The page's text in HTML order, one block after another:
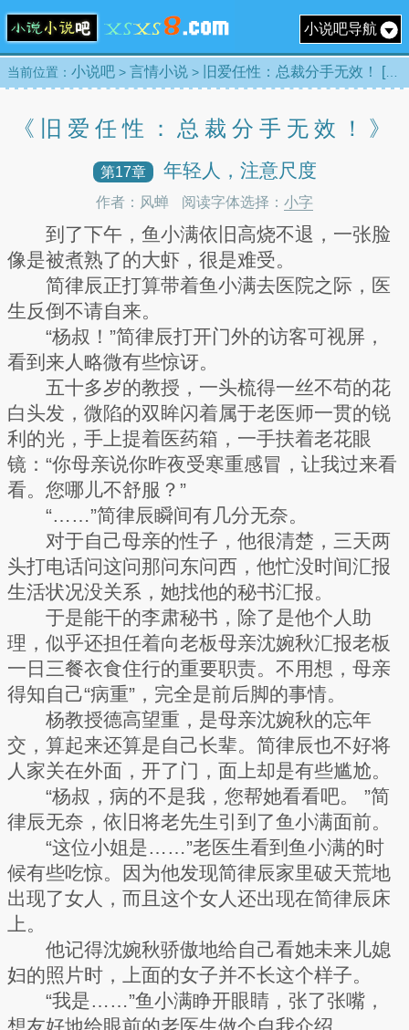
小说吧导航
当前位置： 小说吧 > 言情小说 > 旧爱任性：总裁分手无效！ [目录]
《旧爱任性：总裁分手无效！》
第17章 年轻人，注意尺度
作者：风蝉 阅读字体选择： 小字
到了下午，鱼小满依旧高烧不退，一张脸
像是被煮熟了的大虾，很是难受。
简律辰正打算带着鱼小满去医院之际，医
生反倒不请自来。
“杨叔！”简律辰打开门外的访客可视屏，
看到来人略微有些惊讶。
五十多岁的教授，一头梳得一丝不苟的花
白头发，微陷的双眸闪着属于老医师一贯的锐
利的光，手上提着医药箱，一手扶着老花眼
镜：“你母亲说你昨夜受寒重感冒，让我过来看
看。您哪儿不舒服？”
“……”简律辰瞬间有几分无奈。
对于自己母亲的性子，他很清楚，三天两
头打电话问这问那问东问西，他忙没时间汇报
生活状况没关系，她找他的秘书汇报。
于是能干的李肃秘书，除了是他个人助
理，似乎还担任着向老板母亲沈婉秋汇报老板
一日三餐衣食住行的重要职责。不用想，母亲
得知自己“病重”，完全是前后脚的事情。
杨教授德高望重，是母亲沈婉秋的忘年
交，算起来还算是自己长辈。简律辰也不好将
人家关在外面，开了门，面上却是有些尴尬。
“杨叔，病的不是我，您帮她看看吧。 ”简
律辰无奈，依旧将老先生引到了鱼小满面前。
“这位小姐是……”老医生看到鱼小满的时
候有些吃惊。因为他发现简律辰家里破天荒地
出现了女人，而且这个女人还出现在简律辰床
上。
他记得沈婉秋骄傲地给自己看她未来儿媳
妇的照片时，上面的女子并不长这个样子。
“我是……”鱼小满睁开眼睛，张了张嘴，